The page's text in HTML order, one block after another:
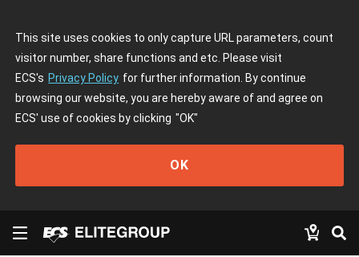
This site uses cookies to only capture URL parameters, count
visitor number, share functions and etc. Please visit
ECS's Privacy Policy for further information. By continue
browsing our website, you are hereby aware of and agree on
ECS' use of cookies by clicking "OK"
OK